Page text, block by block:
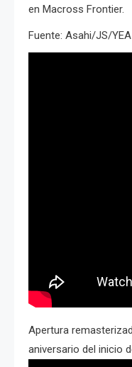
en Macross Frontier.
Fuente: Asahi/JS/YEA
Apertura
aniversario del inicio